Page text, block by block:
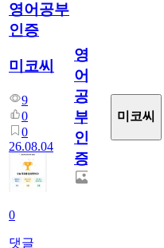
영어공부
인증
미코씨
9
0
0
26.08.04
0
댓글
영
어
공
부
인
증
미코씨